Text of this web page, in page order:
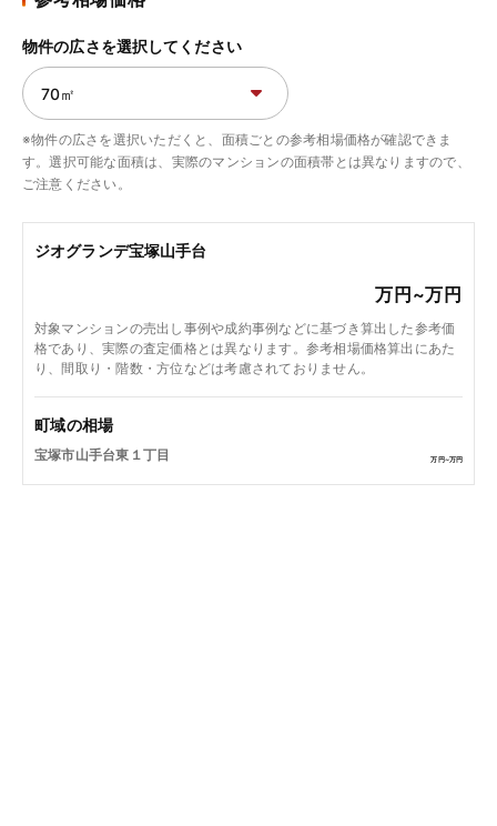
ジオグランデ宝塚山手台
万円~万円
対象マンションの売出し事例や成約事例などに基づき算出した参考価
格であり、実際の査定価格とは異なります。参考相場価格算出にあた
り、間取り・階数・方位などは考慮されておりません。
町域の相場
宝塚市山手台東１丁目 万円~万円
物件の広さを選択してください
※物件の広さを選択いただくと、面積ごとの参考相場価格が確認できま
す。選択可能な面積は、実際のマンションの面積帯とは異なりますので、
ご注意ください。